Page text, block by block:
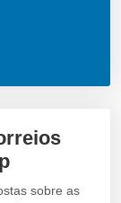
sobre as